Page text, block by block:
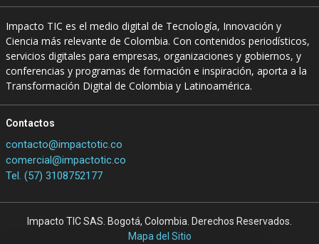
Impacto TIC es el medio digital de Tecnología, Innovación y
Ciencia más relevante de Colombia. Con contenidos periodísticos,
servicios digitales para empresas, organizaciones y gobiernos, y
conferencias y programas de formación e inspiración, aporta a la
Transformación Digital de Colombia y Latinoamérica.
Contactos
contacto@impactotic.co
comercial@impactotic.co
Tel. (57) 3108752177
Impacto TIC SAS. Bogotá, Colombia. Derechos Reservados.
Mapa del Sitio